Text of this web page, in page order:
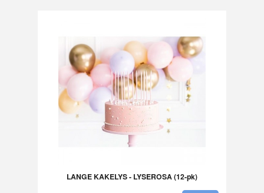
LANGE KAKELYS - LYSEROSA (12-pk)